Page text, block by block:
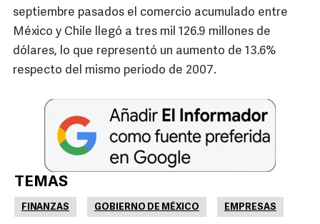
septiembre pasados el comercio acumulado entre
México y Chile llegó a tres mil 126.9 millones de
dólares, lo que representó un aumento de 13.6%
respecto del mismo periodo de 2007.
TEMAS
FINANZAS GOBIERNO DE MÉXICO EMPRESAS